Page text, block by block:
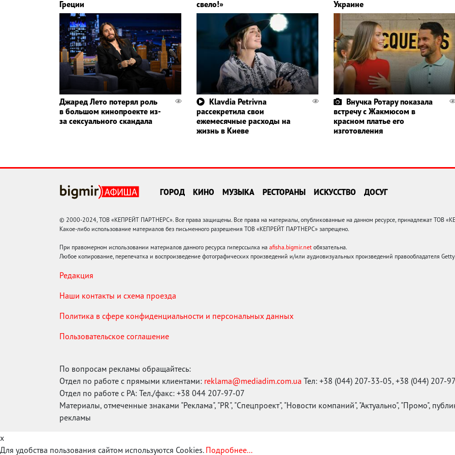
Греции
свело!»
Украине
Джаред Лето потерял роль
в большом кинопроекте из-
за сексуального скандала
Klavdia Petrivna
рассекретила свои
ежемесячные расходы на
жизнь в Киеве
Внучка Ротару показала
встречу с Жакмюсом в
красном платье его
изготовления
ГОРОД КИНО МУЗЫКА РЕСТОРАНЫ ИСКУССТВО ДОСУГ
© 2000-2024, ТОВ «КЕПРЕЙТ ПАРТНЕРС». Все права защищены. Все права на материалы, опубликованные на данном ресурсе, принадлежат ТОВ
Какое-либо использование материалов без письменного разрешения ТОВ «КЕПРЕЙТ ПАРТНЕРС» запрещено.
При правомерном использовании материалов данного ресурса гиперссылка на afisha.bigmir.net обязательна.
Любое копирование, перепечатка и воспроизведение фотографических произведений и/или аудиовизуальных произведений правообладателя Getty
Редакция
Наши контакты и схема проезда
Политика в сфере конфиденциальности и персональных данных
Пользовательское соглашение
По вопросам рекламы обращайтесь:
Отдел по работе с прямыми клиентами: reklama@mediadim.com.ua Тел: +38 (044) 207-33-05, +38 (044) 207-
Отдел по работе с РА: Тел./факс: +38 044 207-97-07
Материалы, отмеченные знаками "Реклама", "PR", "Спецпроект", "Новости компаний", "Актуально", "Промо",
рекламы
x
Для удобства пользования сайтом используются Cookies. Подробнее...